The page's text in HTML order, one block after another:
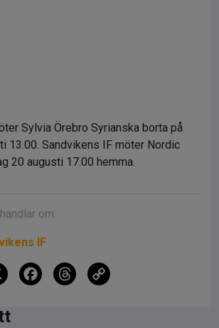
Sylvia Örebro Syrianska borta på
13.00. Sandvikens IF möter Nordic
20 augusti 17.00 hemma.
om:
IF
X
F
T